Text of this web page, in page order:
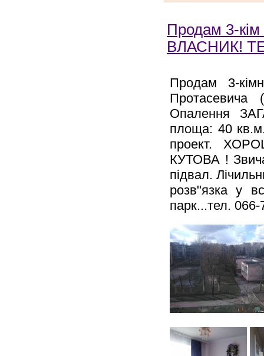
Продам 3-
ВЛАСНИК!
Продам 3-
Протасевича
Опалення
площа: 40 кв.м.
проект.
КУТОВА !
підвал.
розв"язка у
парк...тел.